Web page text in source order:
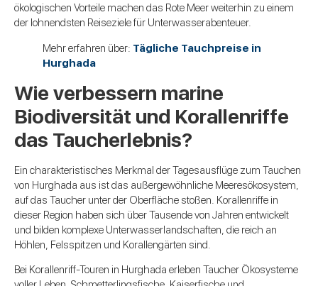
ökologischen Vorteile machen das Rote Meer weiterhin zu einem
der lohnendsten Reiseziele für Unterwasserabenteuer.
Mehr erfahren über: Tägliche Tauchpreise in
Hurghada
Wie verbessern marine
Biodiversität und Korallenriffe
das Taucherlebnis?
Ein charakteristisches Merkmal der Tagesausflüge zum Tauchen
von Hurghada aus ist das außergewöhnliche Meeresökosystem,
auf das Taucher unter der Oberfläche stoßen. Korallenriffe in
dieser Region haben sich über Tausende von Jahren entwickelt
und bilden komplexe Unterwasserlandschaften, die reich an
Höhlen, Felsspitzen und Korallengärten sind.
Bei Korallenriff-Touren in Hurghada erleben Taucher Ökosysteme